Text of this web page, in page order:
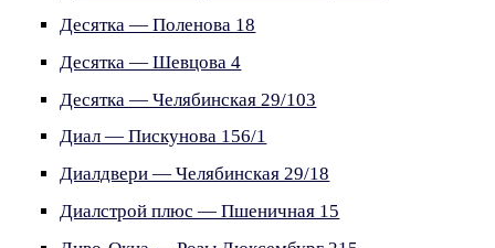
Десятка — Поленова 18
Десятка — Шевцова 4
Десятка — Челябинская 29/103
Диал — Пискунова 156/1
Диалдвери — Челябинская 29/18
Диалстрой плюс — Пшеничная 15